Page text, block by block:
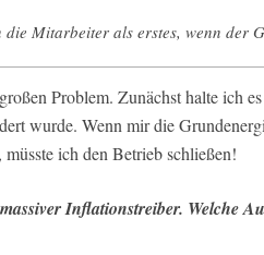
die Mitarbeiter als erstes, wenn der
Problem. Zunächst halte ich
wurde. Wenn mir die
ich den Betrieb schließen!
Inflationstreiber. Welche